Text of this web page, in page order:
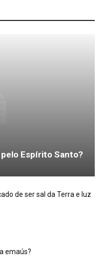
Espírito Santo?
de ser sal da Terra e luz
emaús?